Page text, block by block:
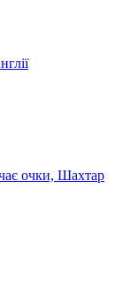
очки, Шахтар